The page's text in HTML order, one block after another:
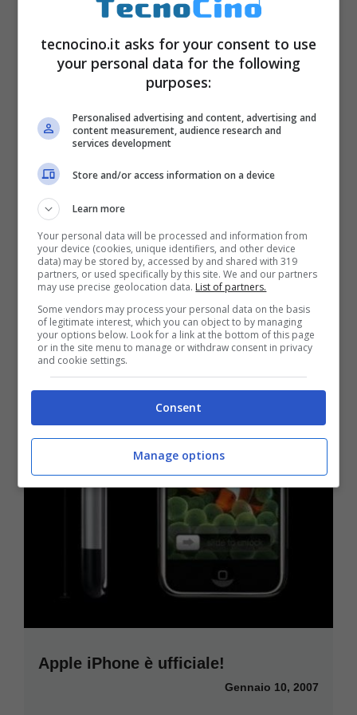
Apple iPhone e Cingular
Apple iPhone è ufficiale!
Gennaio 10, 2007
tecnocino.it asks for your consent to use
your personal data for the following
purposes:
Personalised advertising and content, advertising and
content measurement, audience research and
services development
Store and/or access information on a device
Learn more
Your personal data will be processed and information from
your device (cookies, unique identifiers, and other device
data) may be stored by, accessed by and shared with 319
partners, or used specifically by this site. We and our partners
may use precise geolocation data. List of partners.
Some vendors may process your personal data on the basis
of legitimate interest, which you can object to by managing
your options below. Look for a link at the bottom of this page
or in the site menu to manage or withdraw consent in privacy
and cookie settings.
Consent
Manage options